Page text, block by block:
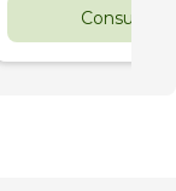
Consultar